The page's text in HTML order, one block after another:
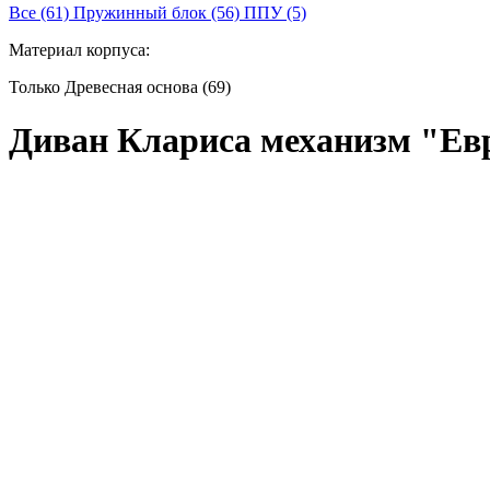
Все (61) Пружинный блок (56) ППУ (5)
Материал корпуса:
Только Древесная основа (69)
Диван Клариса механизм